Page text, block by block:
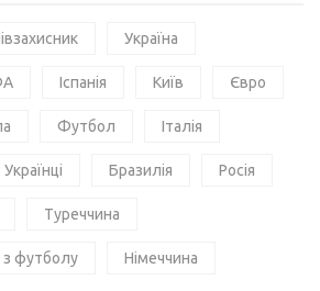
Україна
Іспанія Київ Євро
Футбол Італія
Українці Бразилія Росія
Туреччина
з футболу Німеччина